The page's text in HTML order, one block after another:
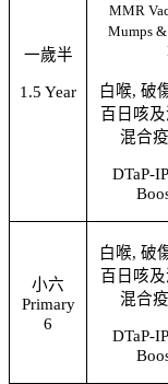
一歲半
1.5 Year
MMR
Mumps
白喉, 破
百日咳
混合
DTaP-
小六
Primary
6
白喉, 破
百日咳
混合
DTaP-